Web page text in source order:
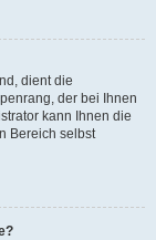
dient die
der bei Ihnen
kann Ihnen die
Bereich selbst